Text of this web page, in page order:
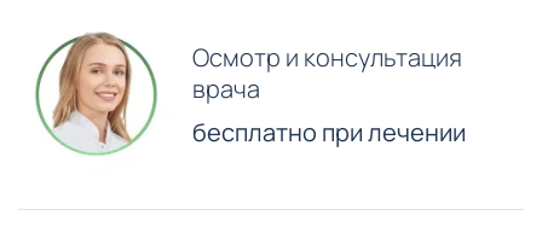
Осмотр и консультация
врача
бесплатно при лечении